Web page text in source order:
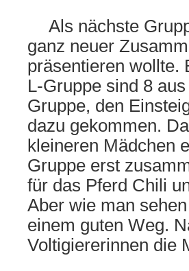
Als nächste
ganz neuer
präsentieren wollte.
L-Gruppe sind 8
Gruppe, den
dazu gekommen.
kleineren Mädchen
Gruppe erst
für das Pferd Chili
Aber wie man
einem guten Weg.
Voltigiererinnen die